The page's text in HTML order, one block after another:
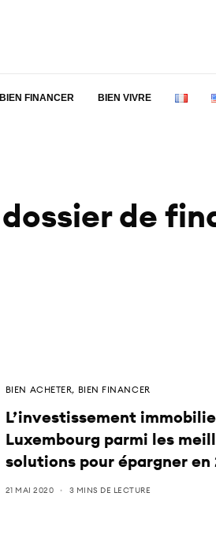
BIEN FINANCER BIEN VIVRE
dossier de
BIEN ACHETER, BIEN FINANCER
L’investissement
Luxembourg parmi les
solutions pour épargner en
21 MAI 2020 3 MINS DE LECTURE